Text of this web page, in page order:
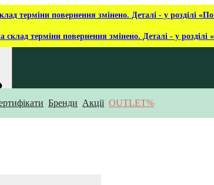
терміни повернення змінено. Деталі - у розділі
склад терміни повернення змінено. Деталі - у розділі
Бренди Акції OUTLET%